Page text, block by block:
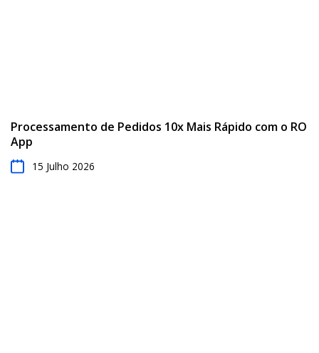
Processamento de Pedidos 10x Mais Rápido com o RO
App
15 Julho 2026